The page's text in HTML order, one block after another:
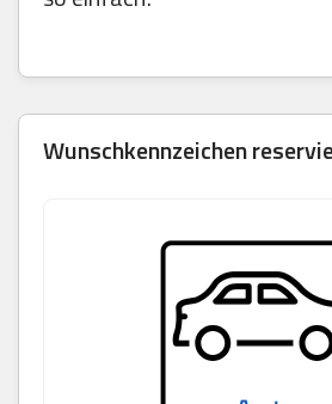
Wunschkennzeichen